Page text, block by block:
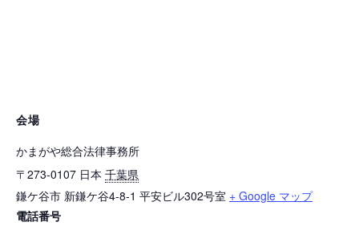
会場
かまがや総合法律事務所
〒273-0107 日本 千葉県
鎌ケ谷市 新鎌ケ谷4-8-1 平安ビル302号室 + Google マップ
電話番号